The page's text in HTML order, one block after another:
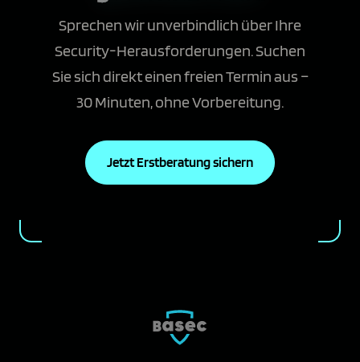
Sprechen wir unverbindlich über Ihre
Security-Herausforderungen. Suchen
Sie sich direkt einen freien Termin aus –
30 Minuten, ohne Vorbereitung.
Jetzt Erstberatung sichern